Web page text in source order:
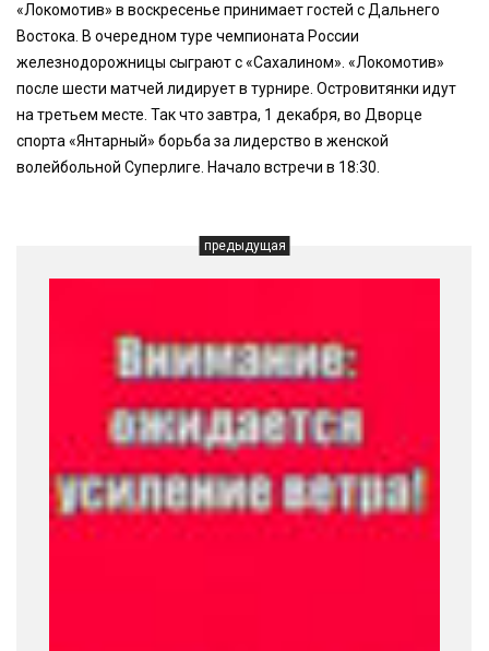
«Локомотив» в воскресенье принимает гостей с Дальнего
Востока. В очередном туре чемпионата России
железнодорожницы сыграют с «Сахалином». «Локомотив»
после шести матчей лидирует в турнире. Островитянки идут
на третьем месте. Так что завтра, 1 декабря, во Дворце
спорта «Янтарный» борьба за лидерство в женской
волейбольной Суперлиге. Начало встречи в 18:30.
предыдущая